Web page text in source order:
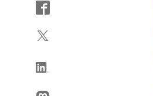
So
Sie
Internet